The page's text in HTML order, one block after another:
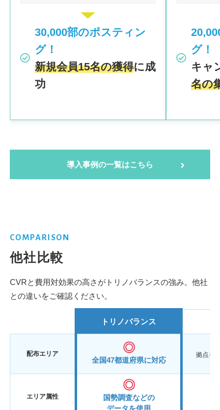
30,000部のポスティン
グ！
新規会員15名の獲得に成
功
グ！
キャ
名の
導入事例の一覧はこちら
COMPARISON
他社比較
CVRと費用対効果の高さがトリノバランスの強み。他社
との違いをご確認ください。
トリノバランス
配布エリア
全国47都道府県に対応
拠点を
エリア属性
国勢調査などの